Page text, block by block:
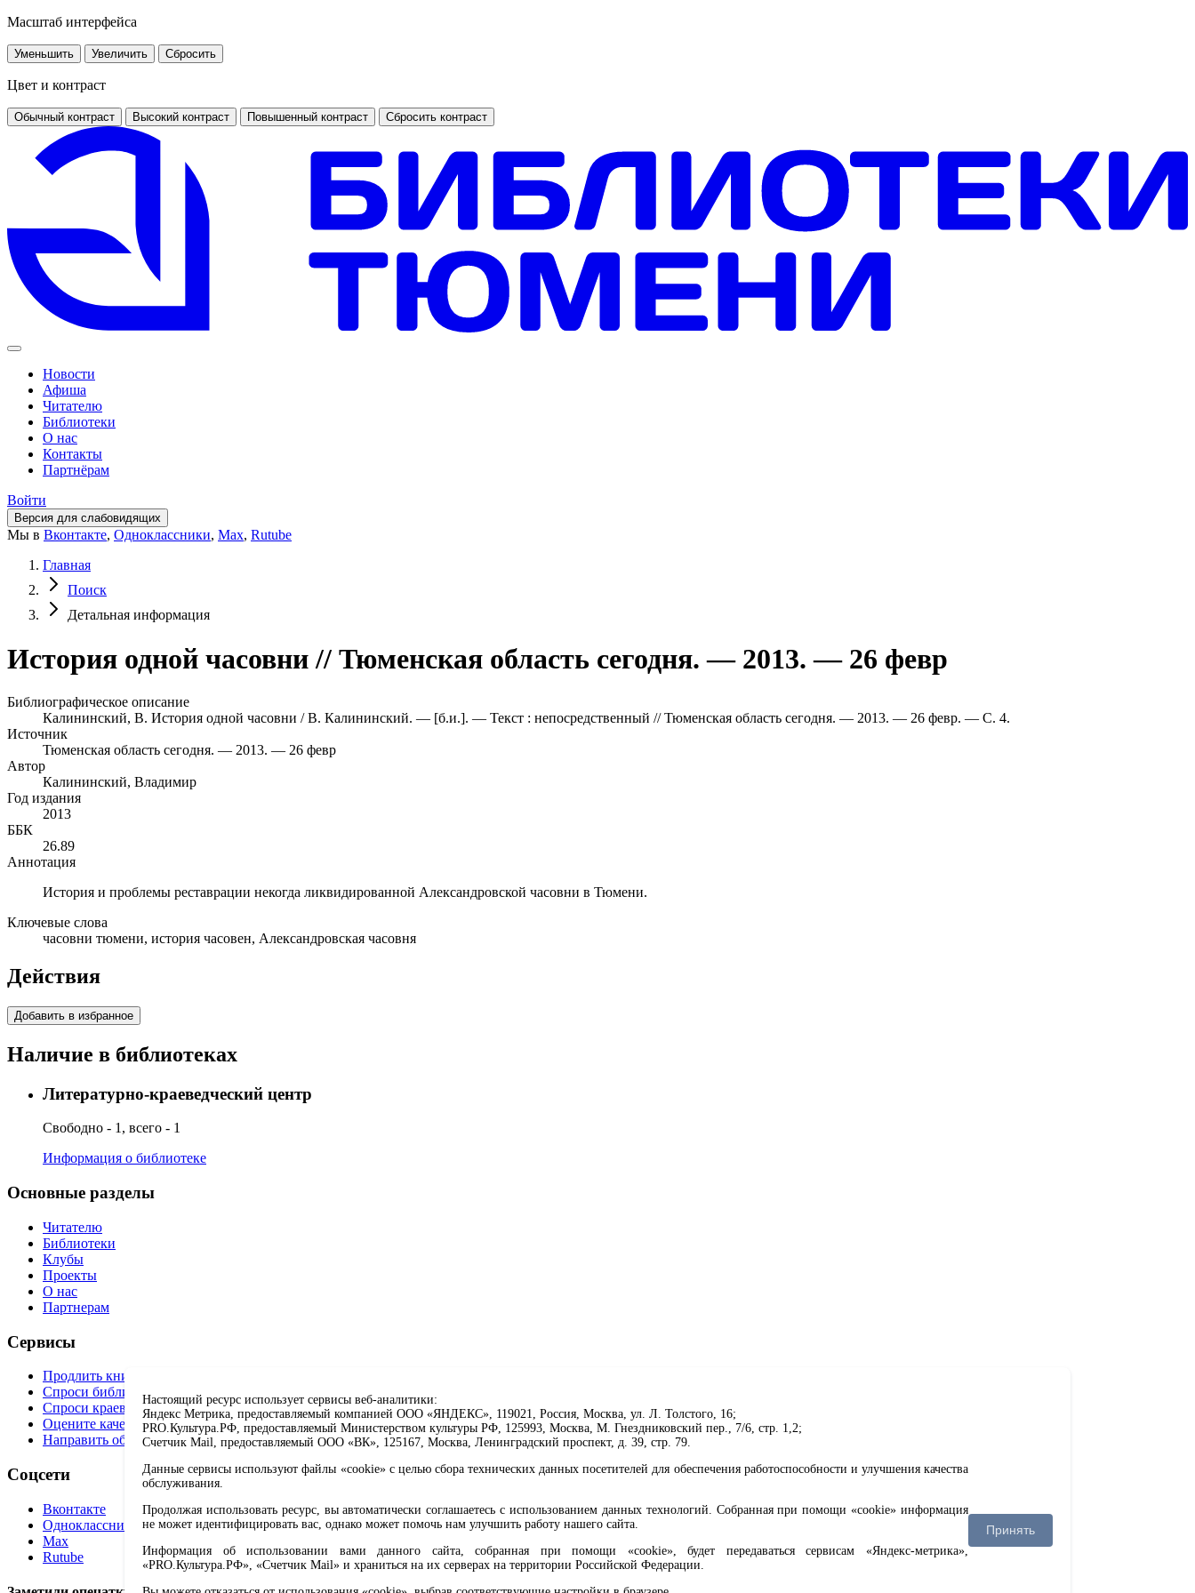
Масштаб интерфейса
Уменьшить Увеличить Сбросить
Цвет и контраст
Обычный контраст Высокий контраст Повышенный контраст Сбросить контраст
Новости
Афиша
Читателю
Библиотеки
О нас
Контакты
Партнёрам
Войти
Версия для слабовидящих
Мы в Вконтакте, Одноклассники, Max, Rutube
Главная
Поиск
Детальная информация
История одной часовни // Тюменская область сегодня. — 2013. — 26 февр
Библиографическое описание
Калининский, В. История одной часовни / В. Калининский. — [б.и.]. — Текст : непосредственный // Тюменская область сегодня. — 2013. — 26 февр. — С. 4.
Источник
Тюменская область сегодня. — 2013. — 26 февр
Автор
Калининский, Владимир
Год издания
2013
ББК
26.89
Аннотация
История и проблемы реставрации некогда ликвидированной Александровской часовни в Тюмени.
Ключевые слова
часовни тюмени, история часовен, Александровская часовня
Действия
Добавить в избранное
Наличие в библиотеках
Литературно-краеведческий центр
Свободно - 1, всего - 1
Информация о библиотеке
Основные разделы
Читателю
Библиотеки
Клубы
Проекты
О нас
Партнерам
Сервисы
Продлить книгу
Спроси библиотекаря
Спроси краеведа
Оцените качество услуг
Направить обращение директору
Соцсети
Вконтакте
Одноклассники
Max
Rutube
Настоящий ресурс использует сервисы веб-аналитики:
Яндекс Метрика, предоставляемый компанией ООО «ЯНДЕКС», 119021, Россия, Москва, ул. Л. Толстого, 16;
PRO.Культура.РФ, предоставляемый Министерством культуры РФ, 125993, Москва, М. Гнездниковский пер., 7/6, стр. 1,2;
Счетчик Mail, предоставляемый ООО «ВК», 125167, Москва, Ленинградский проспект, д. 39, стр. 79.
Данные сервисы используют файлы «cookie» с целью сбора технических данных посетителей для обеспечения работоспособности и улучшения качества
обслуживания.
Продолжая использовать ресурс, вы автоматически соглашаетесь с использованием данных технологий. Собранная при помощи «cookie» информация
не может идентифицировать вас, однако может помочь нам улучшить работу нашего сайта.
Информация об использовании вами данного сайта, собранная при помощи «cookie», будет передаваться сервисам «Яндекс-метрика»,
«PRO.Культура.РФ», «Счетчик Mail» и храниться на их серверах на территории Российской Федерации.
Принять